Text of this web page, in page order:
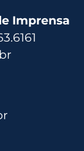
Imprensa